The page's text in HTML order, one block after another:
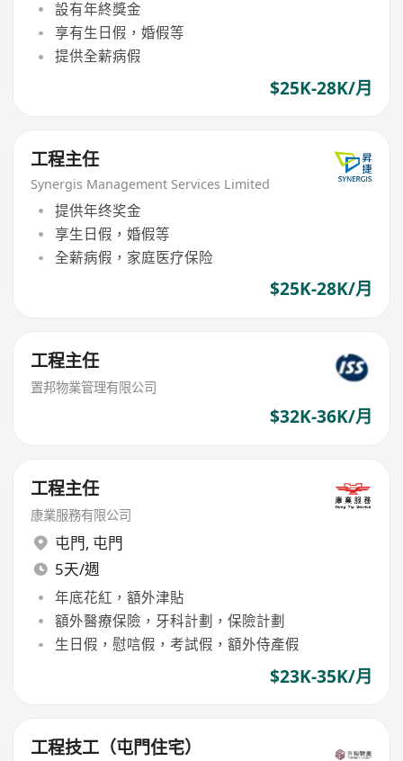
設有年終獎金
享有生日假，婚假等
提供全薪病假
$25K-28K/月
工程主任
Synergis Management Services Limited
提供年终奖金
享生日假，婚假等
全薪病假，家庭医疗保险
$25K-28K/月
工程主任
置邦物業管理有限公司
$32K-36K/月
工程主任
康業服務有限公司
屯門, 屯門
5天/週
年底花紅，額外津貼
額外醫療保險，牙科計劃，保險計劃
生日假，慰唁假，考試假，額外侍產假
$23K-35K/月
工程技工（屯門住宅）